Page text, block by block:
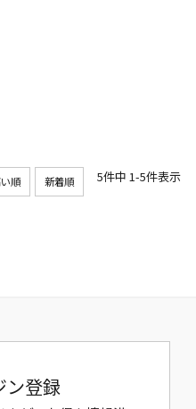
順 新着順 5件中 1-5件表示
ン登録